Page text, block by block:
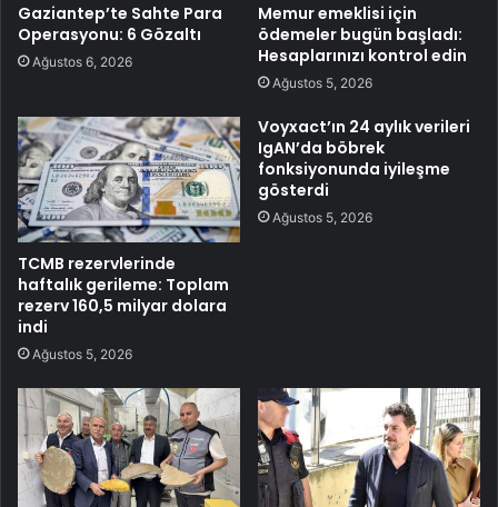
Gaziantep’te Sahte Para
Operasyonu: 6 Gözaltı
Ağustos 6, 2026
Memur emeklisi için
ödemeler bugün başladı:
Hesaplarınızı kontrol edin
Ağustos 5, 2026
TCMB rezervlerinde
haftalık gerileme: Toplam
rezerv 160,5 milyar dolara
indi
Ağustos 5, 2026
Voyxact’ın 24 aylık verileri
IgAN’da böbrek
fonksiyonunda iyileşme
gösterdi
Ağustos 5, 2026